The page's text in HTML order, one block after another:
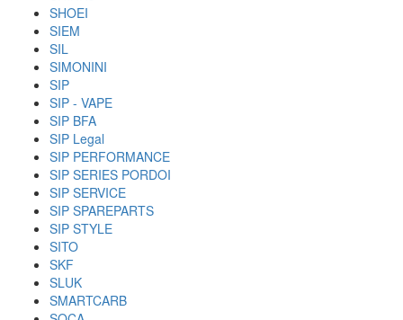
SHOEI
SIEM
SIL
SIMONINI
SIP
SIP - VAPE
SIP BFA
SIP Legal
SIP PERFORMANCE
SIP SERIES PORDOI
SIP SERVICE
SIP SPAREPARTS
SIP STYLE
SITO
SKF
SLUK
SMARTCARB